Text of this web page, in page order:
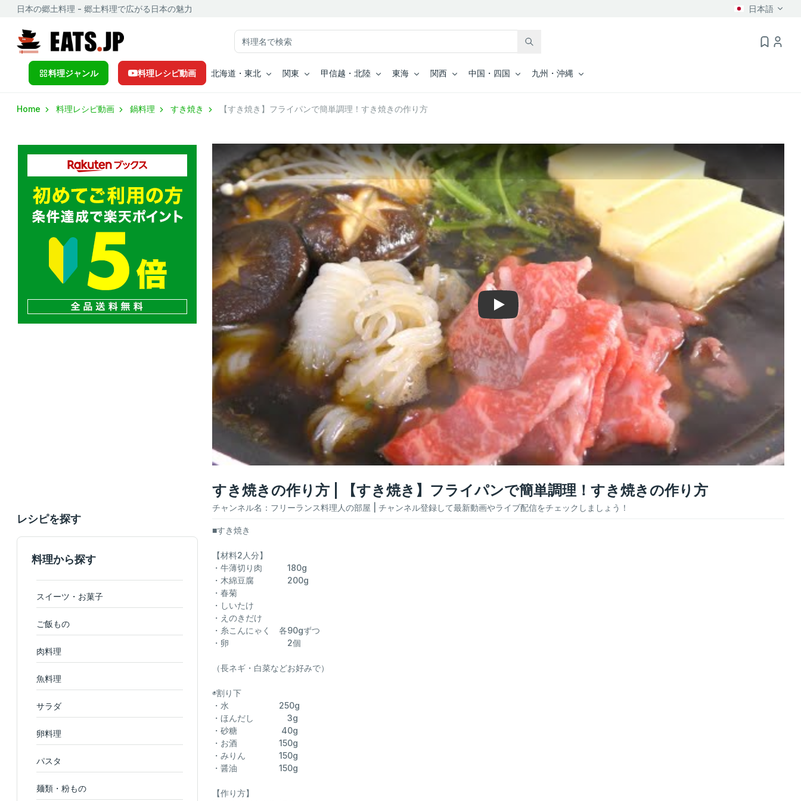
日本の郷土料理 - 郷土料理で広がる日本の魅力 日本語
料理ジャンル 料理レシピ動画 北海道・東北 関東 甲信越・北陸 東海 関西 中国・四国 九州・沖縄
Home 料理レシピ動画 鍋料理 すき焼き 【すき焼き】フライパンで簡単調理！すき焼きの作り方
レシピを探す
料理から探す
スイーツ・お菓子
ご飯もの
肉料理
魚料理
サラダ
卵料理
パスタ
麺類・粉もの
Play
すき焼きの作り方 | 【すき焼き】フライパンで簡単調理！すき焼きの作り方
チャンネル名： フリーランス料理人の部屋 | チャンネル登録して最新動画やライブ配信をチェックしましょう！
■すき焼き
【材料2人分】
・牛薄切り肉 180g
・木綿豆腐 200g
・春菊
・しいたけ
・えのきだけ
・糸こんにゃく 各90gずつ
・卵 2個
（長ネギ・白菜などお好みで）
◉割り下
・水 250g
・ほんだし 3g
・砂糖 40g
・お酒 150g
・みりん 150g
・醤油 150g
【作り方】